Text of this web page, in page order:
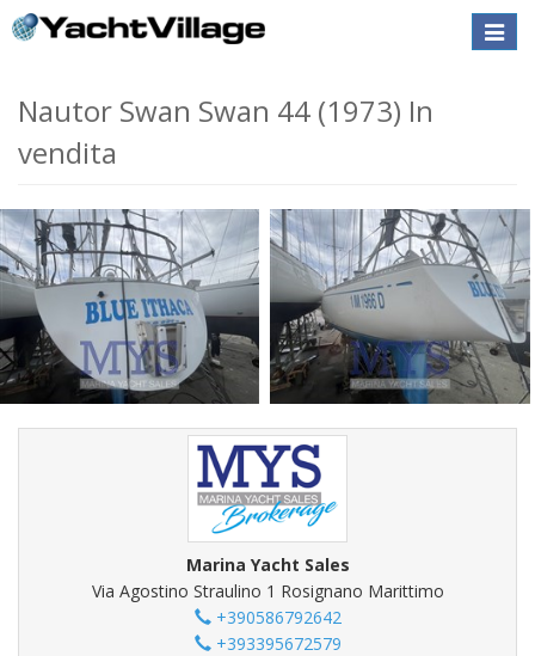
Toggle
Nautor Swan Swan 44 (1973) In
vendita
Marina Yacht Sales
Via Agostino Straulino 1 Rosignano Marittimo
+390586792642
+393395672579